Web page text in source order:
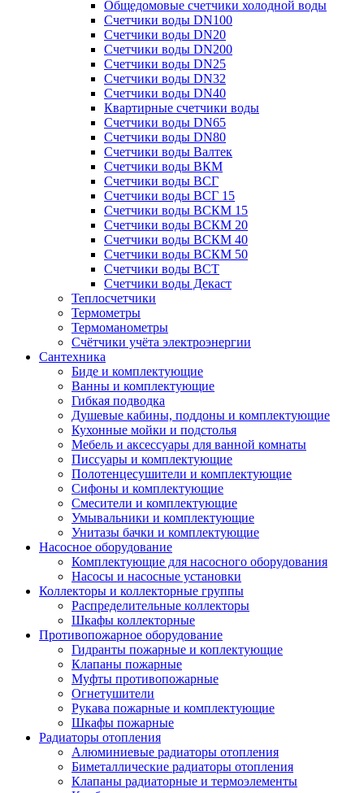
Общедомовые счетчики холодной воды
Счетчики воды DN100
Счетчики воды DN20
Счетчики воды DN200
Счетчики воды DN25
Счетчики воды DN32
Счетчики воды DN40
Квартирные счетчики воды
Счетчики воды DN65
Счетчики воды DN80
Счетчики воды Валтек
Счетчики воды ВКМ
Счетчики воды ВСГ
Счетчики воды ВСГ 15
Счетчики воды ВСКМ 15
Счетчики воды ВСКМ 20
Счетчики воды ВСКМ 40
Счетчики воды ВСКМ 50
Счетчики воды ВСТ
Счетчики воды Декаст
Теплосчетчики
Термометры
Термоманометры
Счётчики учёта электроэнергии
Сантехника
Биде и комплектующие
Ванны и комплектующие
Гибкая подводка
Душевые кабины, поддоны и комплектующие
Кухонные мойки и подстолья
Мебель и аксессуары для ванной комнаты
Писсуары и комплектующие
Полотенцесушители и комплектующие
Сифоны и комплектующие
Смесители и комплектующие
Умывальники и комплектующие
Унитазы бачки и комплектующие
Насосное оборудование
Комплектующие для насосного оборудования
Насосы и насосные установки
Коллекторы и коллекторные группы
Распределительные коллекторы
Шкафы коллекторные
Противопожарное оборудование
Гидранты пожарные и коплектующие
Клапаны пожарные
Муфты противопожарные
Огнетушители
Рукава пожарные и комплектующие
Шкафы пожарные
Радиаторы отопления
Алюминиевые радиаторы отопления
Биметаллические радиаторы отопления
Клапаны радиаторные и термоэлементы